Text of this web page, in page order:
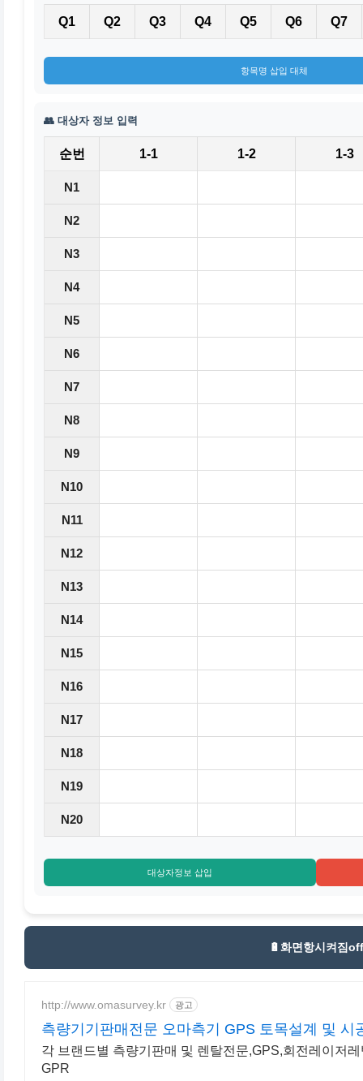
Q1 Q2 Q3 Q4 Q5 Q6 Q7
항목명 삽입 대체
👥 대상자 정보 입력
순번 1-1 1-2 1-3
N1
N2
N3
N4
N5
N6
N7
N8
N9
N10
N11
N12
N13
N14
N15
N16
N17
N18
N19
N20
대상자정보 삽입
🔋화면항시켜짐off
http://www.omasurvey.kr 광고
측량기기판매전문 오마측기 GPS 토목설계 및 시
각 브랜드별 측량기판매 및 렌탈전문,GPS,회전레이저
GPR